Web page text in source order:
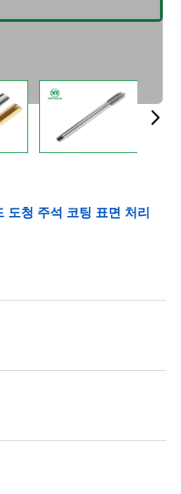
도청 주석 코팅 표면 처리